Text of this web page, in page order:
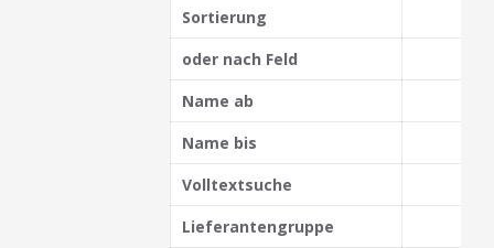
Sortierung
oder nach Feld
Name ab
Name bis
Volltextsuche
Lieferantengruppe